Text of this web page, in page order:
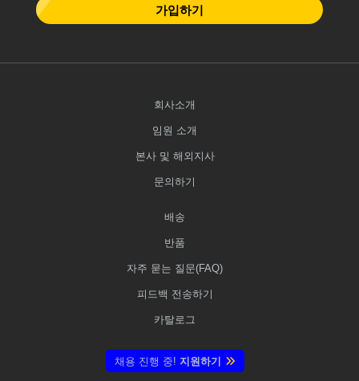
가입하기
회사소개
임원 소개
본사 및 해외지사
문의하기
배송
반품
자주 묻는 질문(FAQ)
피드백 전송하기
카탈로그
채용 진행 중! 지원하기